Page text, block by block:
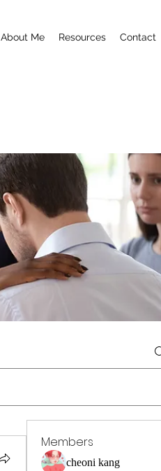
About Me Resources Contact
Members
cheoni kang